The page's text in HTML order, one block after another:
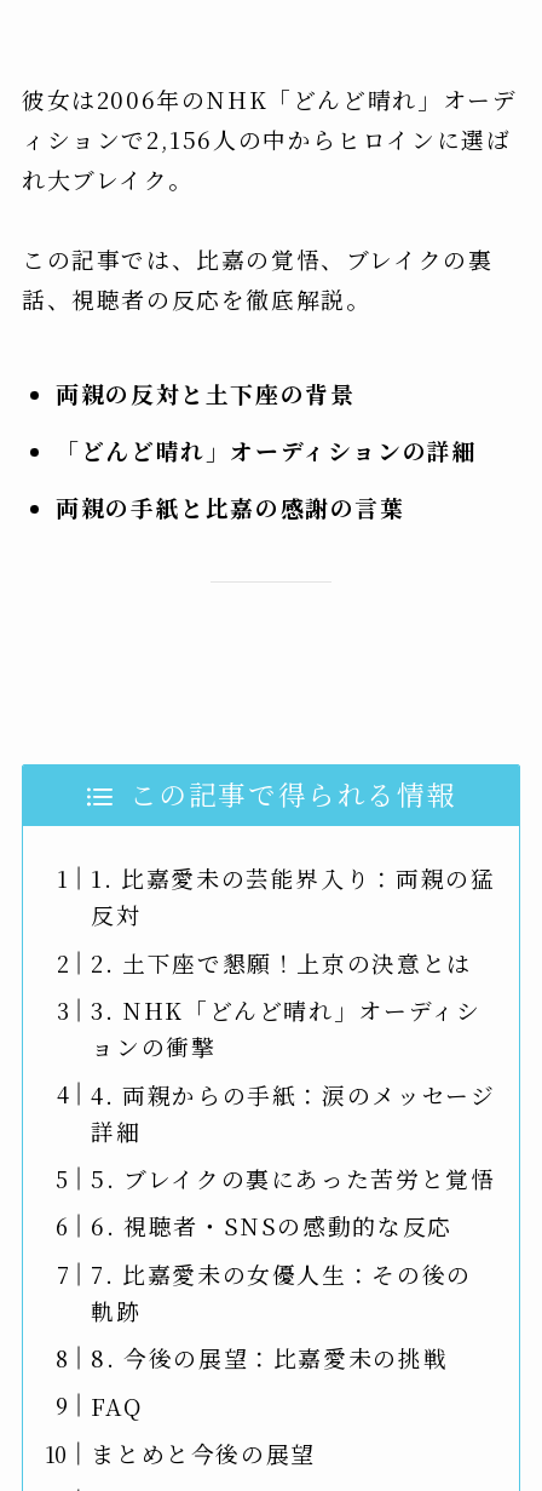
彼女は2006年のNHK「どんど晴れ」オーデ
ィションで2,156人の中からヒロインに選ば
れ大ブレイク。
この記事では、比嘉の覚悟、ブレイクの裏
話、視聴者の反応を徹底解説。
両親の反対と土下座の背景
「どんど晴れ」オーディションの詳細
両親の手紙と比嘉の感謝の言葉
この記事で得られる情報
1. 比嘉愛未の芸能界入り：両親の猛
反対
2. 土下座で懇願！上京の決意とは
3. NHK「どんど晴れ」オーディシ
ョンの衝撃
4. 両親からの手紙：涙のメッセージ
詳細
5. ブレイクの裏にあった苦労と覚悟
6. 視聴者・SNSの感動的な反応
7. 比嘉愛未の女優人生：その後の
軌跡
8. 今後の展望：比嘉愛未の挑戦
FAQ
まとめと今後の展望